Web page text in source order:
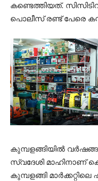
കണ്ടെത്തിയത്.
പൊലീസ് രണ്ട് പേരെ
കുമ്പളങ്ങിയിൽ
സ്വദേശി മാഹിനാണ്
കുമ്പളങ്ങി